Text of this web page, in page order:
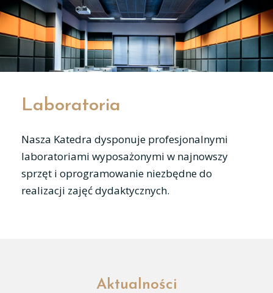
Laboratoria
Nasza Katedra dysponuje profesjonalnymi
laboratoriami wyposażonymi w najnowszy
sprzęt i oprogramowanie niezbędne do
realizacji zajęć dydaktycznych.
Aktualności